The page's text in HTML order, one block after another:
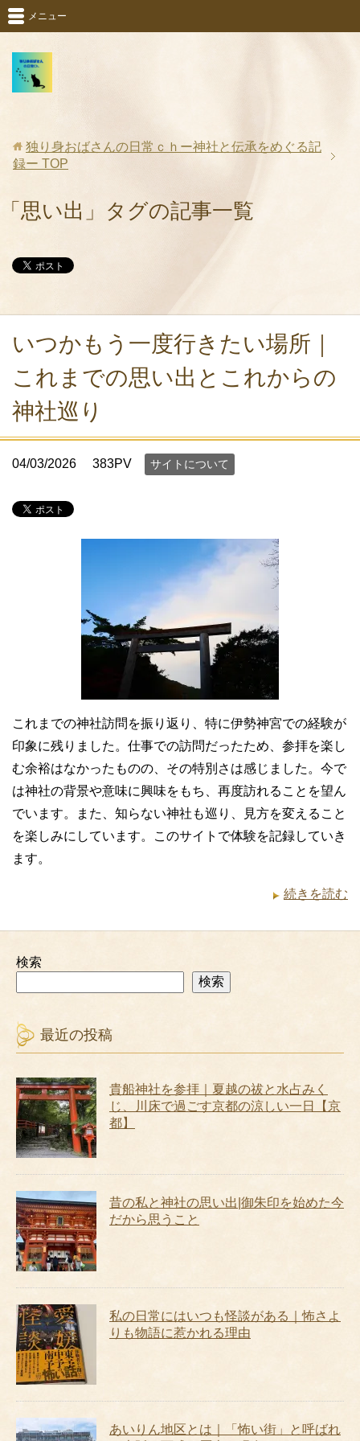
メニュー
独り身おばさんの日常ｃｈー神社と伝承をめぐる記
録ー TOP
「思い出」タグの記事一覧
いつかもう一度行きたい場所｜
これまでの思い出とこれからの
神社巡り
04/03/2026 383PV サイトについて
これまでの神社訪問を振り返り、特に伊勢神宮での経験が
印象に残りました。仕事での訪問だったため、参拝を楽し
む余裕はなかったものの、その特別さは感じました。今で
は神社の背景や意味に興味をもち、再度訪れることを望ん
でいます。また、知らない神社も巡り、見方を変えること
を楽しみにしています。このサイトで体験を記録していき
ます。
続きを読む
検索
検索
最近の投稿
貴船神社を参拝｜夏越の祓と水占みく
じ、川床で過ごす京都の涼しい一日【京
都】
昔の私と神社の思い出|御朱印を始めた今
だから思うこと
私の日常にはいつも怪談がある｜怖さよ
りも物語に惹かれる理由
あいりん地区とは｜「怖い街」と呼ばれ